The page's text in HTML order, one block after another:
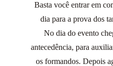
Basta você entrar em
dia para a prova dos
No dia do evento
antecedência, para
os formandos. Depois